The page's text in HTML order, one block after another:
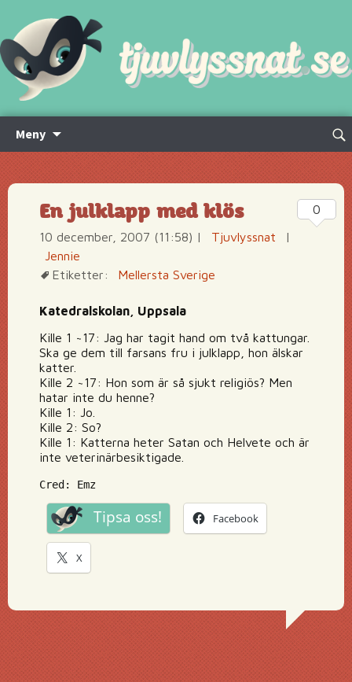
Meny
innehåll
Sök
En julklapp med klös
10 december, 2007 (11:58) | Tjuvlyssnat
|
Jennie
Etiketter:
Mellersta Sverige
Katedralskolan, Uppsala
Kille 1 ~17: Jag har tagit hand om två kattungar.
Ska ge dem till farsans fru i julklapp, hon älskar
katter.
Kille 2 ~17: Hon som är så sjukt religiös? Men
hatar inte du henne?
Kille 1: Jo.
Kille 2: So?
Kille 1: Katterna heter Satan och Helvete och är
inte veterinärbesiktigade.
Cred: Emz
Tipsa oss! Facebook
X
0